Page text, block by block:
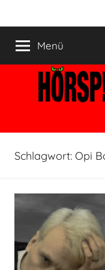
Inhalt
springen
nicht!
Menü
Schlagwort: Opi